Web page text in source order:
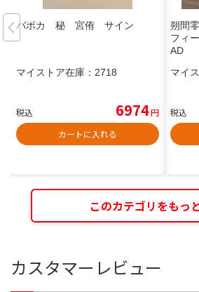
バボカ 秘 宮侑 サイン
マイストア在庫： 2718
税込 6974円
カートに入れる
朔間
フィ
AD
マイ
税込
このカテゴリをもっ
カスタマーレビュー